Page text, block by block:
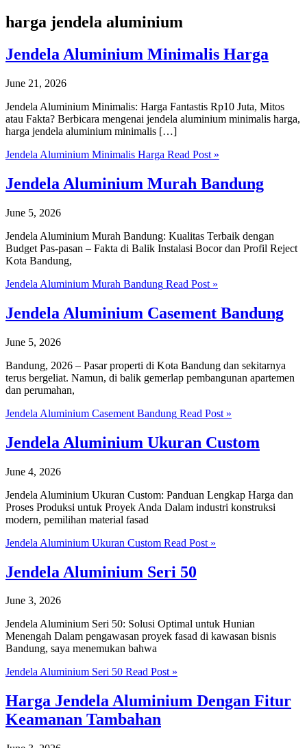
harga jendela aluminium
Jendela Aluminium Minimalis Harga
June 21, 2026
Jendela Aluminium Minimalis: Harga Fantastis Rp10 Juta, Mitos
atau Fakta? Berbicara mengenai jendela aluminium minimalis harga,
harga jendela aluminium minimalis […]
Jendela Aluminium Minimalis Harga Read Post »
Jendela Aluminium Murah Bandung
June 5, 2026
Jendela Aluminium Murah Bandung: Kualitas Terbaik dengan
Budget Pas-pasan – Fakta di Balik Instalasi Bocor dan Profil Reject
Kota Bandung,
Jendela Aluminium Murah Bandung Read Post »
Jendela Aluminium Casement Bandung
June 5, 2026
Bandung, 2026 – Pasar properti di Kota Bandung dan sekitarnya
terus bergeliat. Namun, di balik gemerlap pembangunan apartemen
dan perumahan,
Jendela Aluminium Casement Bandung Read Post »
Jendela Aluminium Ukuran Custom
June 4, 2026
Jendela Aluminium Ukuran Custom: Panduan Lengkap Harga dan
Proses Produksi untuk Proyek Anda Dalam industri konstruksi
modern, pemilihan material fasad
Jendela Aluminium Ukuran Custom Read Post »
Jendela Aluminium Seri 50
June 3, 2026
Jendela Aluminium Seri 50: Solusi Optimal untuk Hunian
Menengah Dalam pengawasan proyek fasad di kawasan bisnis
Bandung, saya menemukan bahwa
Jendela Aluminium Seri 50 Read Post »
Harga Jendela Aluminium Dengan Fitur
Keamanan Tambahan